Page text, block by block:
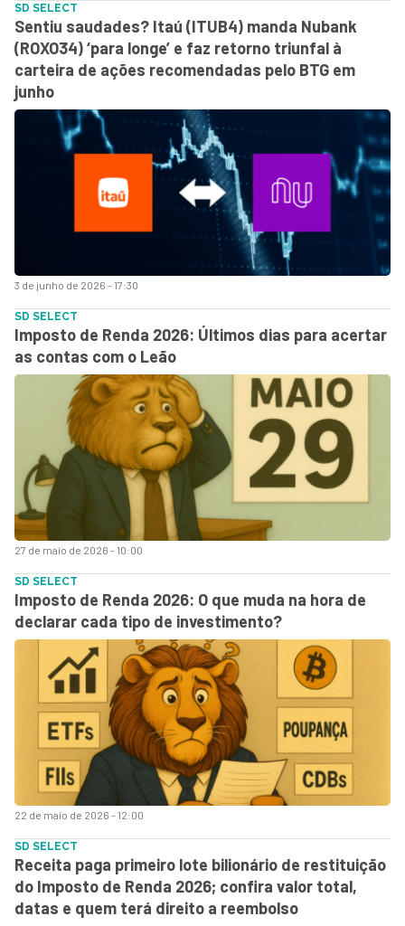
3 de junho de 2026 - 17:30
SD SELECT
Sentiu saudades? Itaú (ITUB4) manda Nubank
(ROXO34) ‘para longe’ e faz retorno triunfal à
carteira de ações recomendadas pelo BTG em
junho
27 de maio de 2026 - 10:00
SD SELECT
Imposto de Renda 2026: Últimos dias para acertar
as contas com o Leão
22 de maio de 2026 - 12:00
SD SELECT
Imposto de Renda 2026: O que muda na hora de
declarar cada tipo de investimento?
SD SELECT
Receita paga primeiro lote bilionário de restituição
do Imposto de Renda 2026; confira valor total,
datas e quem terá direito a reembolso